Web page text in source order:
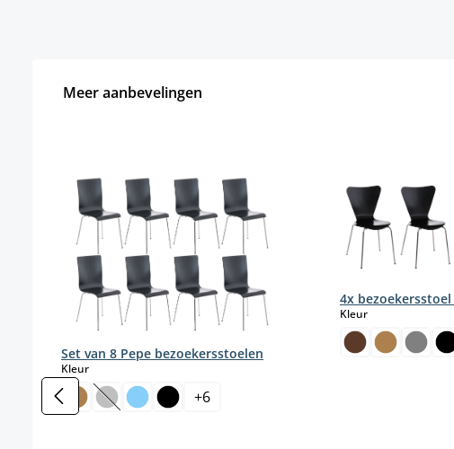
Meer aanbevelingen
Set van 8 Pepe bezoekersstoelen
Kleurselect
(Deze optie is momenteel niet beschikbaar.)
+6
4x
Kleurselect